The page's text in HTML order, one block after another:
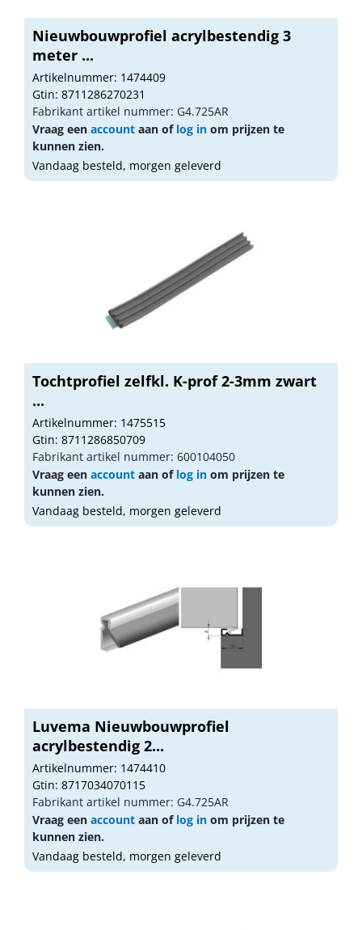
Nieuwbouwprofiel acrylbestendig 3
meter ...
Artikelnummer: 1474409
Gtin: 8711286270231
Fabrikant artikel nummer: G4.725AR
Vraag een account aan of log in om prijzen te
kunnen zien.
Vandaag besteld, morgen geleverd
Tochtprofiel zelfkl. K-prof 2-3mm zwart
...
Artikelnummer: 1475515
Gtin: 8711286850709
Fabrikant artikel nummer: 600104050
Vraag een account aan of log in om prijzen te
kunnen zien.
Vandaag besteld, morgen geleverd
Luvema Nieuwbouwprofiel
acrylbestendig 2...
Artikelnummer: 1474410
Gtin: 8717034070115
Fabrikant artikel nummer: G4.725AR
Vraag een account aan of log in om prijzen te
kunnen zien.
Vandaag besteld, morgen geleverd